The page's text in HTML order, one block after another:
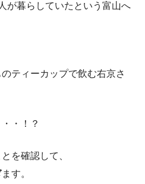
が暮らしていたという富山へ
ティーカップで飲む右京さ
・！？
を確認して、
ます。